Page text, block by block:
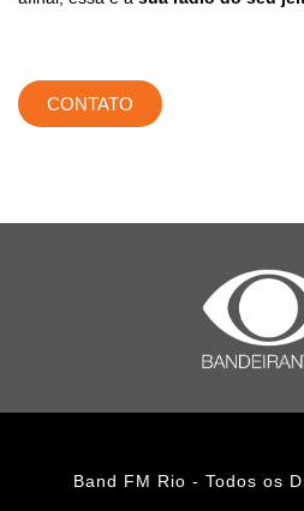
CONTATO
Band FM Rio - Todos os